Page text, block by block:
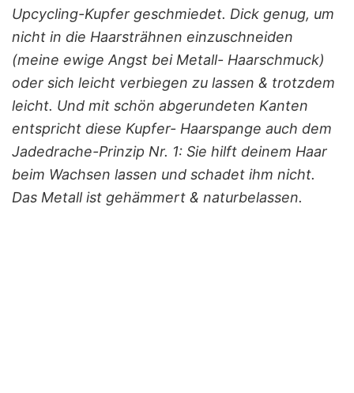
Upcycling-Kupfer geschmiedet. Dick genug, um
nicht in die Haarsträhnen einzuschneiden
(meine ewige Angst bei Metall- Haarschmuck)
oder sich leicht verbiegen zu lassen & trotzdem
leicht. Und mit schön abgerundeten Kanten
entspricht diese Kupfer- Haarspange auch dem
Jadedrache-Prinzip Nr. 1: Sie hilft deinem Haar
beim Wachsen lassen und schadet ihm nicht.
Das Metall ist gehämmert & naturbelassen.